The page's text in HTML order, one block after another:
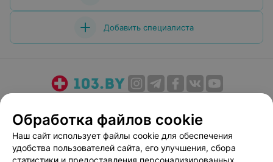
Добавить специалиста
Медицинский маркетинг
Публичный договор
Пользовательское соглашение
Способы оплаты
Вакансии
Партнеры
Обработка файлов cookie
Наш сайт использует файлы cookie для обеспечения
удобства пользователей сайта, его улучшения, сбора
статистики и предоставления персонализированных